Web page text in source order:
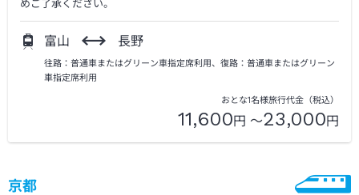
めご了承ください。
富山 長野
往路：普通車またはグリーン車指定席利用、復路：普通車またはグリーン
車指定席利用
おとな1名様旅行代金（税込）
11,600円 ～23,000円
京都